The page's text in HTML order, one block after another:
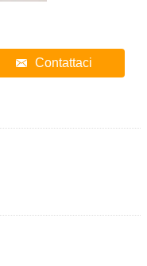
Contattaci